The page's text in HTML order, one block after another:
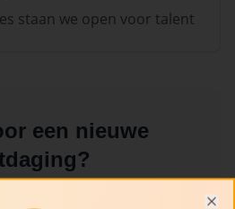
staan we open voor talent
een nieuwe